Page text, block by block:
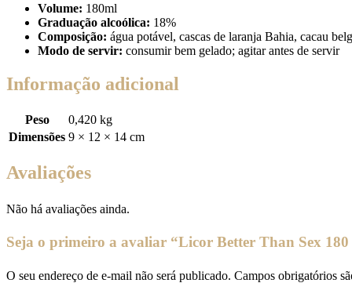
Volume: 180ml
Graduação alcoólica: 18%
Composição: água potável, cascas de laranja Bahia, cacau
Modo de servir: consumir bem gelado; agitar antes de servir
Informação adicional
Peso
0,420 kg
Dimensões 9 × 12 × 14 cm
Avaliações
Não há avaliações ainda.
Seja o primeiro a avaliar “Licor Better Than Sex
O seu endereço de e-mail não será publicado. Campos obrigatórios